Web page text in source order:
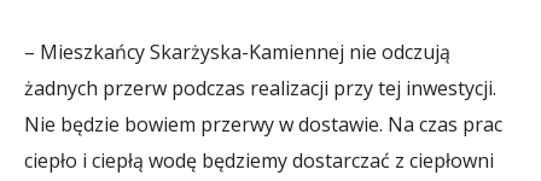
– Mieszkańcy Skarżyska-Kamiennej nie odczują
żadnych przerw podczas realizacji przy tej inwestycji.
Nie będzie bowiem przerwy w dostawie. Na czas prac
ciepło i ciepłą wodę będziemy dostarczać z ciepłowni